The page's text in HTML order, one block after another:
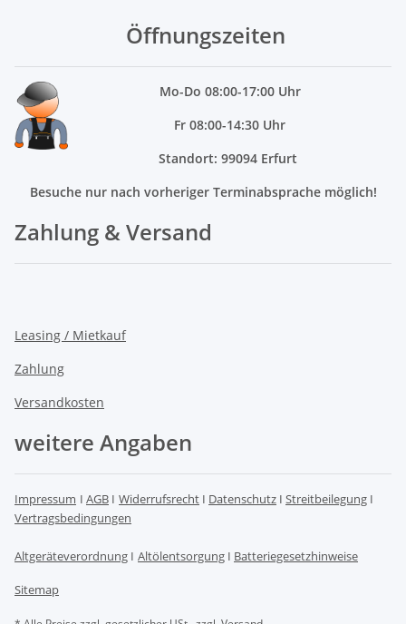
Öffnungszeiten
Mo-Do 08:00-17:00 Uhr
Fr 08:00-14:30 Uhr
Standort: 99094 Erfurt
Besuche nur nach vorheriger Terminabsprache möglich!
Zahlung & Versand
Leasing / Mietkauf
Zahlung
Versandkosten
weitere Angaben
Impressum I AGB I Widerrufsrecht I Datenschutz I Streitbeilegung I
Vertragsbedingungen
Altgeräteverordnung I Altölentsorgung I Batteriegesetzhinweise
Sitemap